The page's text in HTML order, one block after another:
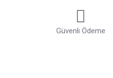
Güvenli Ödeme